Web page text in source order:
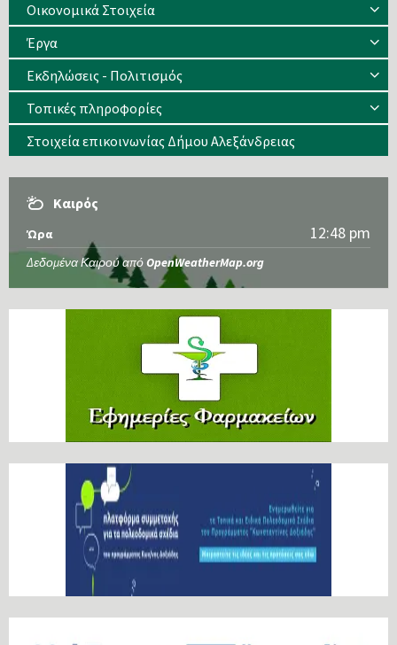
Οικονομικά Στοιχεία
Έργα
Εκδηλώσεις - Πολιτισμός
Τοπικές πληροφορίες
Στοιχεία επικοινωνίας Δήμου Αλεξάνδρειας
Καιρός
Ώρα 12:48 pm
Δεδομένα Καιρού από OpenWeatherMap.org